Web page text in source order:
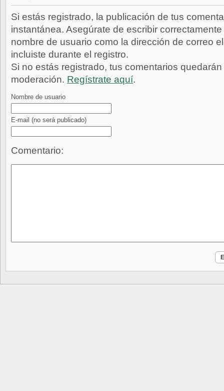
Si estás registrado, la publicación de tus
instantánea. Asegúrate de escribir
nombre de usuario como la dirección de correo
incluiste durante el registro.
Si no estás registrado, tus comentarios
moderación. Regístrate aquí.
Nombre de usuario
E-mail (no será publicado)
Comentario: